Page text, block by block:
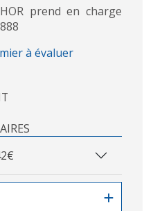
prend en charge
à évaluer